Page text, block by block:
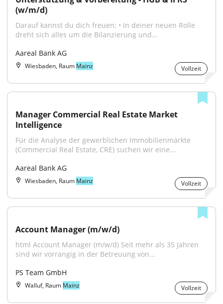
(w/m/d)
Darauf kannst du dich freuen: • In deiner neuen Rolle
dreht sich alles um die Bilanzierung und...
Aareal Bank AG
Wiesbaden, Raum Mainz Vollzeit
Manager Commercial Real Estate Market
Intelligence
Für die Analyse der gewerblichen Immobilienmärkte
(Commercial Real Estate, CRE) suchen wir eine...
Aareal Bank AG
Wiesbaden, Raum Mainz Vollzeit
Account Manager (m/w/d)
html Account Manager (m/w/d) Seit mehr als 35 Jahren
sind wir vorrangig in der Betreuung von...
PS Team GmbH
Walluf, Raum Mainz Vollzeit